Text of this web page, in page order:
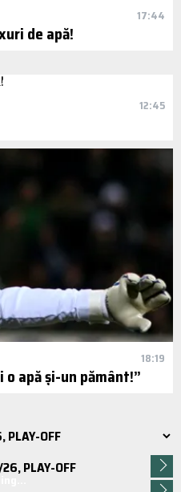
17:44
de apă!
12:45
18:19
apă și-un pământ!”
PLAY-OFF